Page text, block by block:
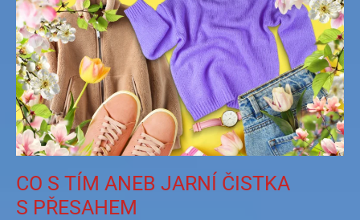
CO S TÍM ANEB JARNÍ ČISTKA
S PŘESAHEM